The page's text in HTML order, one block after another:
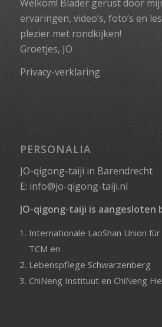
Welkom! Blader gerust door
ervaringen, video’s, foto’s en
plezier met rondkijken!
Groetjes, JO
Privacy-verklaring
PERSONALIA
JO-qigong-taiji in Barendrecht
E: info@jo-qigong-taiji.nl
JO-qigong-taiji is aangesloten
Internationale LaoShan Union
TCM en
Lebenspflege Schwarzenberg
ChiNeng Instituuten ChiNeng